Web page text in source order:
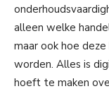
alleen welke
maar ook hoe
worden. Alles is
hoeft te maken